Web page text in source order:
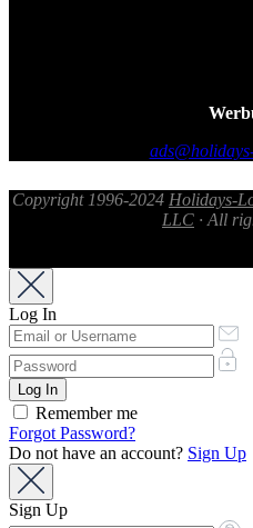
Copyright 1996-2024 Holidays-
LLC · All
Log In
Remember me
Forgot Password?
Do not have an account? Sign Up
Sign Up